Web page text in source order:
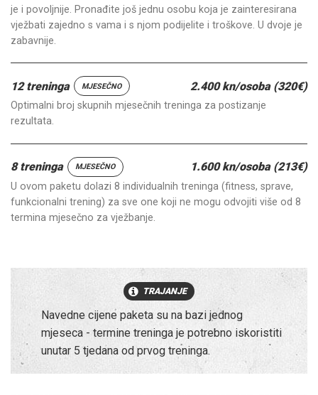
je i povoljnije. Pronađite još jednu osobu koja je zainteresirana
vježbati zajedno s vama i s njom podijelite i troškove. U dvoje je
zabavnije.
12 treninga MJESEČNO 2.400 kn/osoba (320€)
Optimalni broj skupnih mjesečnih treninga za postizanje
rezultata.
8 treninga MJESEČNO 1.600 kn/osoba (213€)
U ovom paketu dolazi 8 individualnih treninga (fitness, sprave,
funkcionalni trening) za sve one koji ne mogu odvojiti više od 8
termina mjesečno za vježbanje.
TRAJANJE
Navedne cijene paketa su na bazi jednog
mjeseca - termine treninga je potrebno iskoristiti
unutar 5 tjedana od prvog treninga.